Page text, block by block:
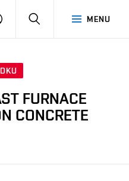
MENU
PŘIHLÁSIT
FURNACE
CONCRETE